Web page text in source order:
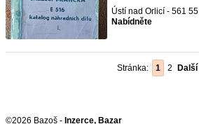
Ústí nad Orlicí - 561 55
Nabídněte
Stránka: 1 2 Další
©2026 Bazoš - Inzerce, Bazar